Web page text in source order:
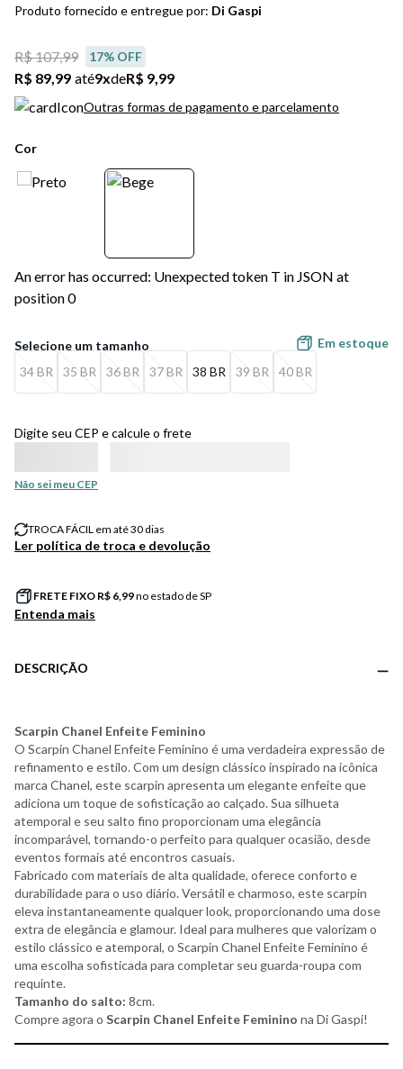
Produto fornecido e entregue por: Di Gaspi
R$ 107,99 17% OFF
R$ 89,99 até9xdeR$ 9,99
Outras formas de pagamento e parcelamento
Cor
An error has occurred: Unexpected token T in JSON at
position 0
34 BR 35 BR 36 BR 37 BR 38 BR 39 BR 40 BR
Em estoque
Digite seu CEP e calcule o frete
Não sei meu CEP
TROCA FÁCIL em até 30 dias
Ler política de troca e devolução
FRETE FIXO R$ 6,99no estado de SP
Entenda mais
DESCRIÇÃO
Scarpin Chanel Enfeite Feminino
O Scarpin Chanel Enfeite Feminino é uma verdadeira expressão de
refinamento e estilo. Com um design clássico inspirado na icônica
marca Chanel, este scarpin apresenta um elegante enfeite que
adiciona um toque de sofisticação ao calçado. Sua silhueta
atemporal e seu salto fino proporcionam uma elegância
incomparável, tornando-o perfeito para qualquer ocasião, desde
eventos formais até encontros casuais.
Fabricado com materiais de alta qualidade, oferece conforto e
durabilidade para o uso diário. Versátil e charmoso, este scarpin
eleva instantaneamente qualquer look, proporcionando uma dose
extra de elegância e glamour. Ideal para mulheres que valorizam o
estilo clássico e atemporal, o Scarpin Chanel Enfeite Feminino é
uma escolha sofisticada para completar seu guarda-roupa com
requinte.
Tamanho do salto: 8cm.
Compre agora o Scarpin Chanel Enfeite Feminino na Di Gaspi!